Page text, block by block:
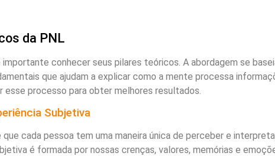
da PNL
importante conhecer seus pilares teóricos. A abordagem se
que ajudam a explicar como a mente processa
esse processo para obter melhores resultados.
Subjetiva
cada pessoa tem uma maneira única de perceber e
é formada por nossas crenças, valores, memórias e